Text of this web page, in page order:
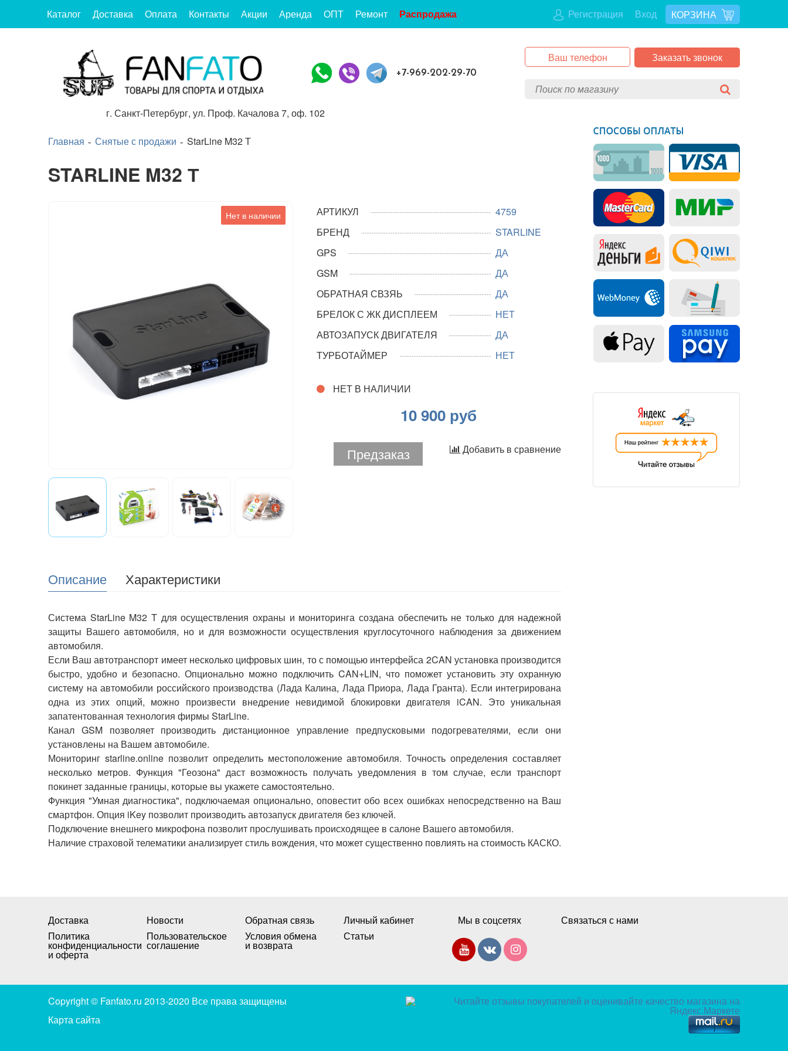
Каталог Доставка Оплата Контакты Акции Аренда ОПТ Ремонт Распродажа Регистрация Вход КОРЗИНА
+7-969-202-29-70
Заказать звонок
г. Санкт-Петербург, ул. Проф. Качалова 7, оф. 102
Главная Снятые с продажи StarLine M32 Т
STARLINE M32 Т
Нет в наличии АРТИКУЛ
4759
БРЕНД
STARLINE
GPS
ДА
GSM
ДА
ОБРАТНАЯ СВЗЯЬ
ДА
БРЕЛОК С ЖК ДИСПЛЕЕМ
НЕТ
АВТОЗАПУСК ДВИГАТЕЛЯ
ДА
ТУРБОТАЙМЕР
НЕТ
НЕТ В НАЛИЧИИ
10 900 руб
Предзаказ Добавить в сравнение
Описание Характеристики
Система StarLine M32 T для осуществления охраны и мониторинга создана обеспечить не только для надежной
защиты Вашего автомобиля, но и для возможности осуществления круглосуточного наблюдения за движением
автомобиля.
Если Ваш автотранспорт имеет несколько цифровых шин, тос помощью интерфейса 2CAN установка производится
быстро,удобно и безопасно.Опционально можно подключить CAN+LIN, что поможет установить эту охранную
систему на автомобили российского производства (Лада Калина, Лада Приора, Лада Гранта). Если интегрирована
одна из этих опций, можно произвести внедрение невидимой блокировки двигателя iCAN. Это уникальная
запатентованная технология фирмы StarLine.
Канал GSM позволяет производить дистанционное управление предпусковыми подогревателями,если они
установлены на Вашем автомобиле.
Мониторинг starline.online позволит определить местоположение автомобиля.Точность определения составляет
несколько метров. Функция "Геозона"даст возможность получать уведомления в том случае,если транспорт
покинетзаданные границы, которые вы укажетесамостоятельно.
Функция "Умная диагностика", подключаемая опционально, оповестит обо всех ошибках непосредственно на Ваш
смартфон. Опция iKey позволит производитьавтозапускдвигателя без ключей.
Подключение внешнего микрофона позволит прослушивать происходящее в салоне Вашегоавтомобиля.
Наличиестраховой телематики анализируетстиль вождения, что можетсущественно повлиять настоимость КАСКО.
Доставка Новости Обратная связь
Личный кабинет
Политика
конфиденциальности
и оферта
Пользовательское
соглашение
Условия обмена
и возврата
Статьи
Мы в соцсетях Связаться с нами
Copyright © Fanfato.ru 2013-2020 Все права защищены
Карта сайта